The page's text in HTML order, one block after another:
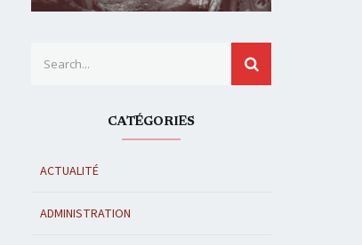
CATÉGORIES
ACTUALITÉ
ADMINISTRATION